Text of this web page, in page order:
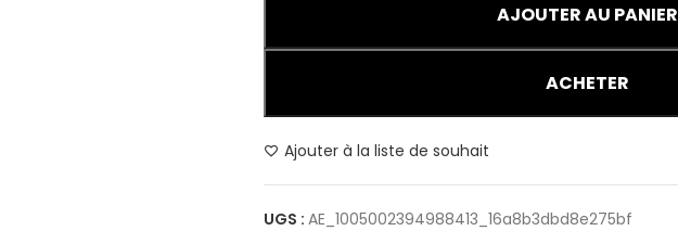
AJOUTER AU PANIER
ACHETER
Ajouter à la liste de souhait
UGS : AE_1005002394988413_16a8b3dbd8e275bf